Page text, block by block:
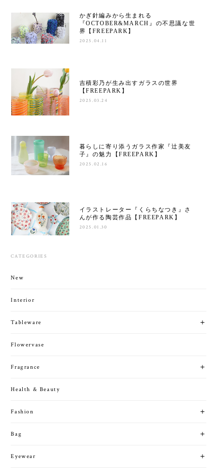
かぎ針編みから生まれる
『OCTOBER&MARCH』の不思議な世
界【FREEPARK】
2025.04.11
吉積彩乃が生み出すガラスの世界
【FREEPARK】
2025.03.24
暮らしに寄り添うガラス作家『辻美友
子』の魅力【FREEPARK】
2025.02.16
イラストレーター『くらちなつき』さ
んが作る陶芸作品【FREEPARK】
2025.01.30
CATEGORIES
New
Interior
Tableware
Flowervase
Fragrance
Health & Beauty
Fashion
Bag
Eyewear